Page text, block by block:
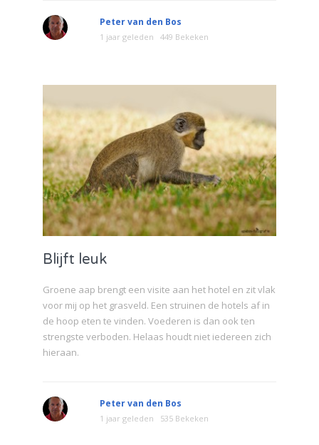
Peter van den Bos
1 jaar geleden 449 Bekeken
Blijft leuk
Groene aap brengt een visite aan het hotel en zit vlak
voor mij op het grasveld. Een struinen de hotels af in
de hoop eten te vinden. Voederen is dan ook ten
strengste verboden. Helaas houdt niet iedereen zich
hieraan.
Peter van den Bos
1 jaar geleden 535 Bekeken